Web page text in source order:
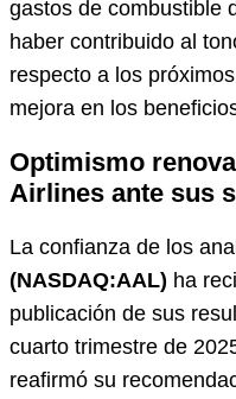
gastos de combustible
haber contribuido al
respecto a los
mejora en los
Optimismo
Airlines ante sus
La confianza de los
(NASDAQ:AAL) ha
publicación de sus
cuarto trimestre de
reafirmó su